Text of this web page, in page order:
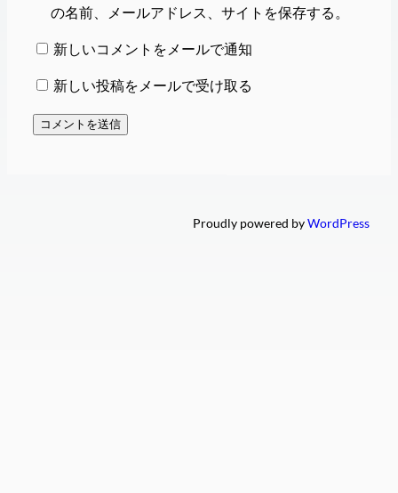
の名前、メールアドレス、サイトを保存する。
新しいコメントをメールで通知
新しい投稿をメールで受け取る
Proudly powered byWordPress